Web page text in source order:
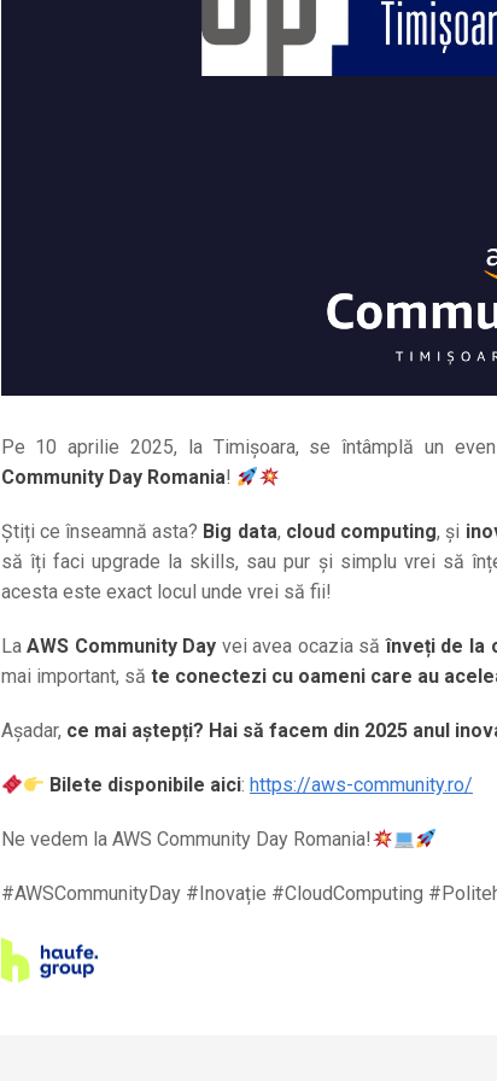
Pe 10 aprilie 2025, la Timișoara, se întâmplă un
Community Day Romania!
Știți ce înseamnă asta? Big data, cloud computing, și
să îți faci upgrade la skills, sau pur și simplu vrei să
acesta este exact locul unde vrei să fii!
LaAWS Community Day vei avea ocazia săînveți de la
mai important, să te conectezi cu oameni care au
Așadar, ce mai aștepți? Hai să facem din 2025 anul
Bilete disponibile aici: https://aws-community.ro/
Ne vedem la AWS Community Day Romania!
#AWSCommunityDay #Inovație #CloudComputing